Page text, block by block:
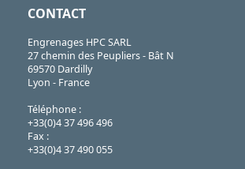
CONTACT
Engrenages HPC SARL
27 chemin des Peupliers - Bât N
69570 Dardilly
Lyon - France
Téléphone :
+33(0)4 37 496 496
Fax :
+33(0)4 37 490 055